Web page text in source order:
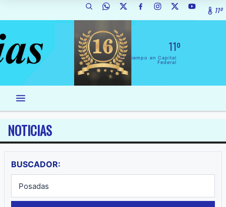
11º
11º
El Tiempo en Capital
Federal
NOTICIAS
BUSCADOR: